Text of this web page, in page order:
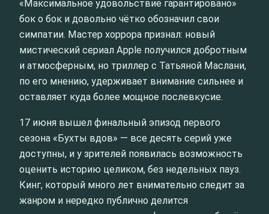
«Максимальное удовольствие гарантировано»
бок о бок и довольно чётко обозначил свои
симпатии. Мастер хоррора признал: новый
мистический сериал Apple получился добротным
и атмосферным, но триллер с Татьяной Маслани,
по его мнению, удерживает внимание сильнее и
оставляет куда более мощное послевкусие.
17 июня вышел финальный эпизод первого
сезона «Бухты вдов» — все десять серий уже
доступны, и у зрителей появилась возможность
оценить историю целиком, без недельных пауз.
Кинг, который много лет внимательно следит за
жанром и нередко публично делится